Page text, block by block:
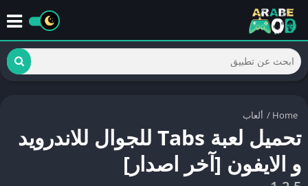
Home
/ ألعاب
تحميل لعبة Tabs للجوال للاندرويد
و الايفون [آخر اصدار]